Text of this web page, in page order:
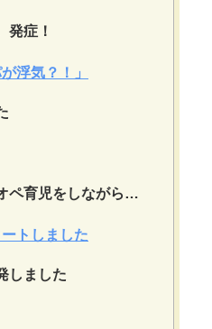
発症！
浮気？！」
ペ育児をしながら…
トしました
しました